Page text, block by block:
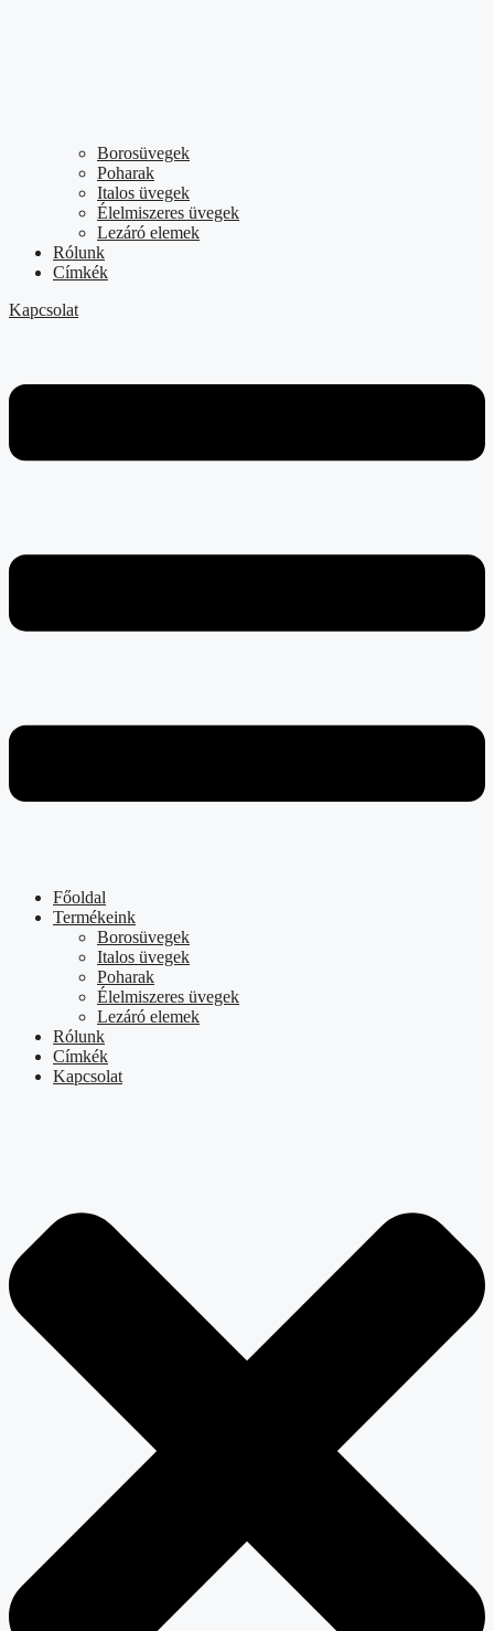
Borosüvegek
Poharak
Italos üvegek
Élelmiszeres üvegek
Lezáró elemek
Rólunk
Címkék
Kapcsolat
Főoldal
Termékeink
Borosüvegek
Italos üvegek
Poharak
Élelmiszeres üvegek
Lezáró elemek
Rólunk
Címkék
Kapcsolat